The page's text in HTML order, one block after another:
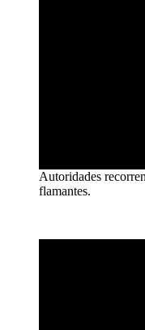
Autoridades
flamantes.